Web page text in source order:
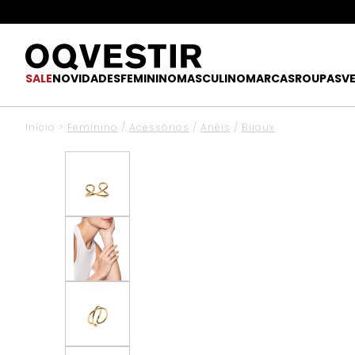
SALENOVIDADESFEMININOMASCULINOMARCASROUPAS
Início > Feminino / Acessórios / Anéis / Bijoux